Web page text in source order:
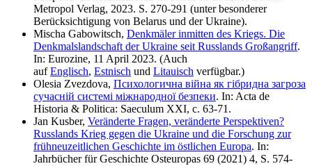
Metropol Verlag, 2023. S. 270-291 (unter besonderer
Berücksichtigung von Belarus und der Ukraine).
Mischa Gabowitsch, Denkmäler inmitten des Kriegs. Die
Denkmalslandschaft der Ukraine seit Russlands Großangriff.
In: Eurozine, 11 April 2023. (Auch
aufEnglisch, Estnisch und Litauisch verfügbar.)
Olesia Zvezdova, Психологична війна як гібридна загроза
сучасній системі міжнародної безпеки. In: Acta de
Historia & Politica: Saeculum XXІ, с. 63-71.
Jan Kusber, Veränderte Fragen, veränderte Perspektiven?
Russlands Krieg gegen die Ukraine und die Forschung zur
frühneuzeitlichen Geschichte im östlichen Europa. In:
Jahrbücher für Geschichte Osteuropas 69 (2021) 4, S. 574-